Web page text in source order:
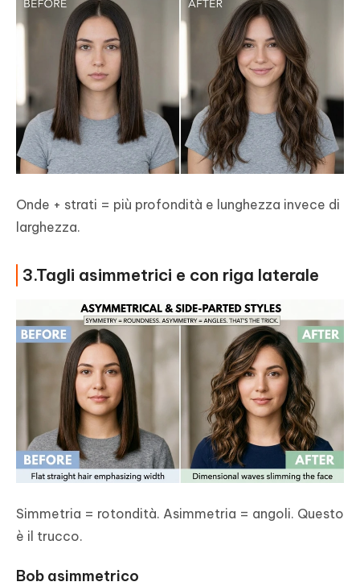
Onde + strati = più profondità e lunghezza invece di
larghezza.
3.Tagli asimmetrici e con riga laterale
Simmetria = rotondità. Asimmetria = angoli. Questo
è il trucco.
Bob asimmetrico